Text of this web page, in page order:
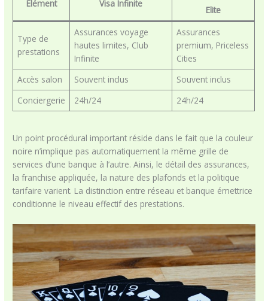
Élément Visa Infinite
Elite
Type de
prestations
Assurances voyage
hautes limites, Club
Infinite
Assurances
premium, Priceless
Cities
Accès salon
Souvent inclus
Souvent inclus
Conciergerie
24h/24 24h/24
Un point procédural important réside dans le fait que la couleur
noire n’implique pas automatiquement la même grille de
services d’une banque à l’autre. Ainsi, le détail des assurances,
la franchise appliquée, la nature des plafonds et la politique
tarifaire varient. La distinction entre réseau et banque émettrice
conditionne le niveau effectif des prestations.